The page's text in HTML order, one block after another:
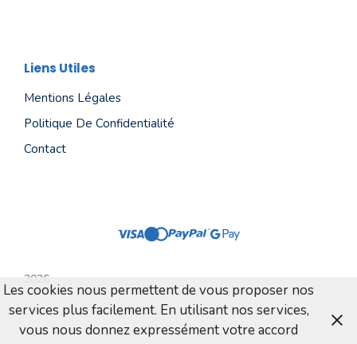
Liens Utiles
Mentions Légales
Politique De Confidentialité
Contact
2026
Les cookies nous permettent de vous proposer nos
services plus facilement. En utilisant nos services,
vous nous donnez expressément votre accord